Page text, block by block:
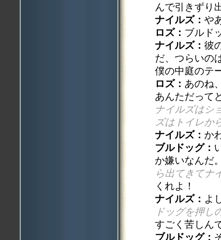
んで引きずり
ナイルズ： や
ロズ： ブルド
ナイルズ： 彼
だ、つらいの
僕の中庭のテ
ロズ： あのね
あんただって
ナイルズはシ
ズはトイレか
ナイルズ： か
ブルドッグ：
か嫌いなんだ
ら出てきてナ
くれよ！
ナイルズ： よ
ドッグを押し
すごく苦しん
ブルドッグ：